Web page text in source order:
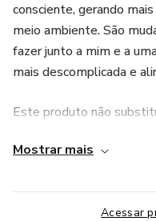
consciente, gerando
meio ambiente. São
fazer junto a mim e a
mais descomplicada e
Este produto não
relativos à saúde.
Mostrar mais
Acessar